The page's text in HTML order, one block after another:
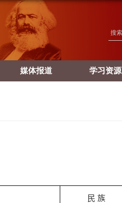
媒体报道 学习资源
民 族